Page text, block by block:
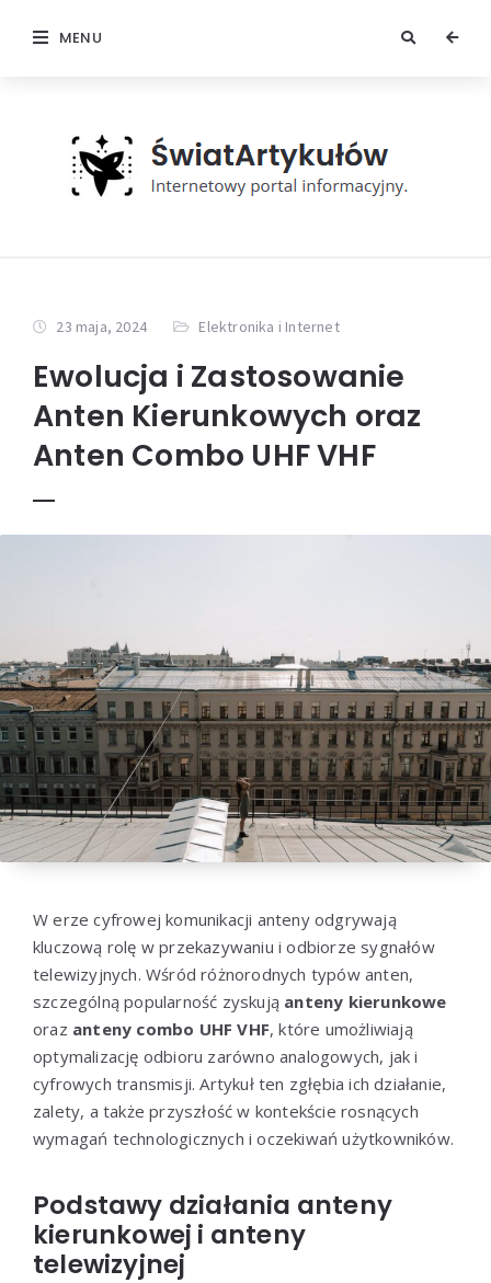
MENU
23 maja, 2024 Elektronika i Internet
Ewolucja i Zastosowanie
Anten Kierunkowych oraz
Anten Combo UHF VHF
W erze cyfrowej komunikacji anteny odgrywają
kluczową rolę w przekazywaniu i odbiorze sygnałów
telewizyjnych. Wśród różnorodnych typów anten,
szczególną popularność zyskują anteny kierunkowe
oraz anteny combo UHF VHF, które umożliwiają
optymalizację odbioru zarówno analogowych, jak i
cyfrowych transmisji. Artykuł ten zgłębia ich działanie,
zalety, a także przyszłość w kontekście rosnących
wymagań technologicznych i oczekiwań użytkowników.
Podstawy działania anteny
kierunkowej i anteny
telewizyjnej